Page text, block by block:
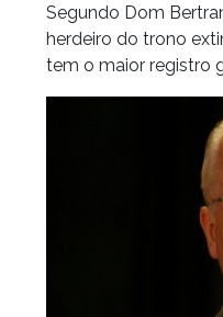
Segundo Dom
herdeiro do trono
tem o maior registro